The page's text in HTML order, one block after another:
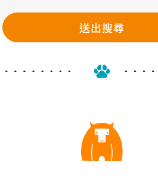
送出搜尋